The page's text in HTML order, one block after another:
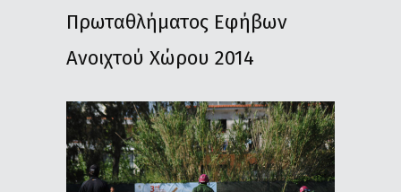
Πρωταθλήματος Εφήβων
Ανοιχτού Χώρου 2014